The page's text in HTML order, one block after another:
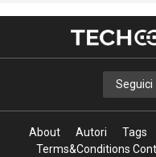
Seguici
About Autori Tags
Terms&Conditions